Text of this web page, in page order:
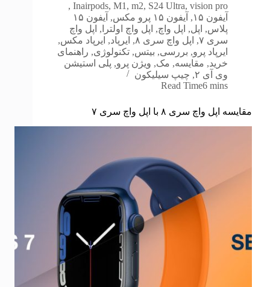
Inairpods, M1 , m2, S24 Ultra, vision pro
,
آیفون ۱۵
, آیفون ۱۵ پرو مکس ,
آیفون ۱۵
پلاس, اپل, اپل واچ, اپل واچ اولترا , اپل واچ
سری ۷
, اپل واچ سری ۸ , ایرپاد, ایرپاد مکس,
ایرپاد پرو, بررسی, بیتس, تکنولوژی, راهنمای
خرید, مقایسه, مک, ویژن پرو, پلی استیشن
وی آی ۲
, چیپ سیلیکون
Read Time6 mins
مقایسه اپل واچ سری ۸ با اپل واچ سری ۷